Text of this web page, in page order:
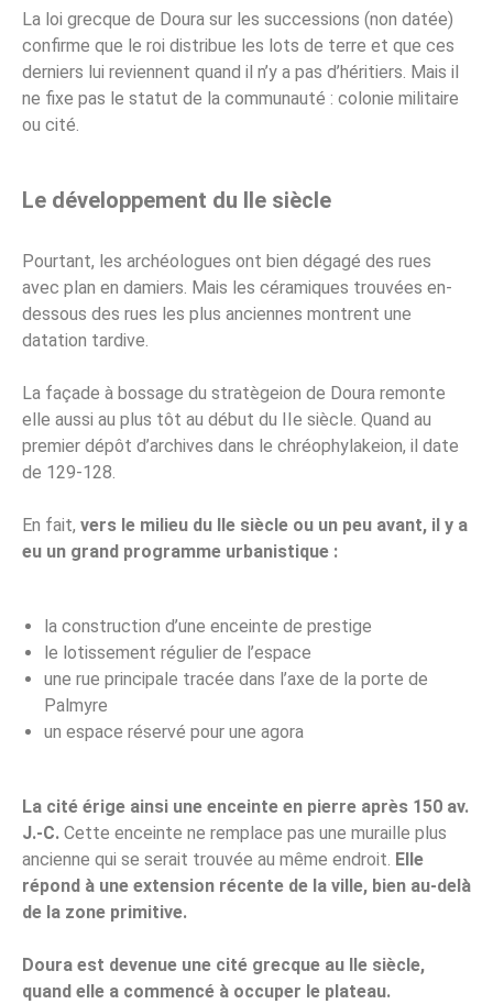
La loi grecque de Doura sur les successions (non datée)
confirme que le roi distribue les lots de terre et que ces
derniers lui reviennent quand il n’y a pas d’héritiers. Mais il
ne fixe pas le statut de la communauté : colonie militaire
ou cité.
Le développement du IIe siècle
Pourtant, les archéologues ont bien dégagé des rues
avec plan en damiers. Mais les céramiques trouvées en-
dessous des rues les plus anciennes montrent une
datation tardive.
La façade à bossage du stratègeion de Doura remonte
elle aussi au plus tôt au début du IIe siècle. Quand au
premier dépôt d’archives dans le chréophylakeion, il date
de 129-128.
En fait, vers le milieu du IIe siècle ou un peu avant, il y a
eu un grand programme urbanistique :
la construction d’une enceinte de prestige
le lotissement régulier de l’espace
une rue principale tracée dans l’axe de la porte de
Palmyre
un espace réservé pour une agora
La cité érige ainsi une enceinte en pierre après 150 av.
J.-C. Cette enceinte ne remplace pas une muraille plus
ancienne qui se serait trouvée au même endroit. Elle
répond à une extension récente de la ville, bien au-delà
de la zone primitive.
Doura est devenue une cité grecque au IIe siècle,
quand elle a commencé à occuper le plateau.